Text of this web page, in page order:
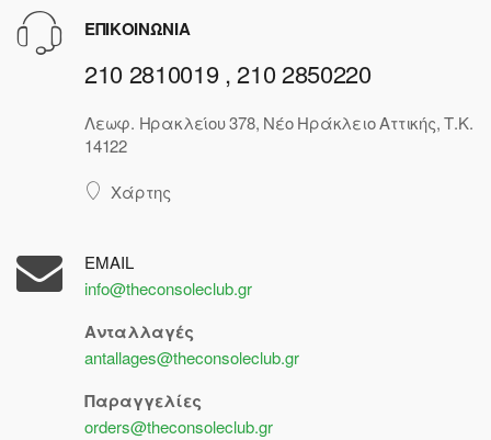
ΕΠΙΚΟΙΝΩΝΙΑ
210 2810019 , 210 2850220
Λεωφ. Ηρακλείου 378, Νέο Ηράκλειο Αττικής, Τ.Κ.
14122
Χάρτης
EMAIL
info@theconsoleclub.gr
Ανταλλαγές
antallages@theconsoleclub.gr
Παραγγελίες
orders@theconsoleclub.gr